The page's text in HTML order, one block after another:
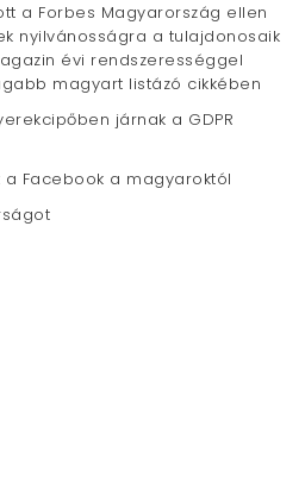
a Forbes Magyarország ellen
nyilvánosságra a tulajdonosaik
évi rendszerességgel
magyart listázó cikkében
járnak a GDPR
Facebook a magyaroktól